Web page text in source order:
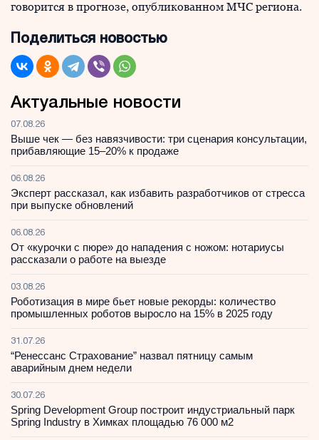
говорится в прогнозе, опубликованном МЧС региона.
Поделиться новостью
Актуальные новости
07.08.26
Выше чек — без навязчивости: три сценария консультации,
прибавляющие 15–20% к продаже
06.08.26
Эксперт рассказал, как избавить разработчиков от стресса
при выпуске обновлений
06.08.26
От «курочки с пюре» до нападения с ножом: нотариусы
рассказали о работе на выезде
03.08.26
Роботизация в мире бьет новые рекорды: количество
промышленных роботов выросло на 15% в 2025 году
31.07.26
“Ренессанс Страхование” назвал пятницу самым
аварийным днем недели
30.07.26
Spring Development Group построит индустриальный парк
Spring Industry в Химках площадью 76 000 м2